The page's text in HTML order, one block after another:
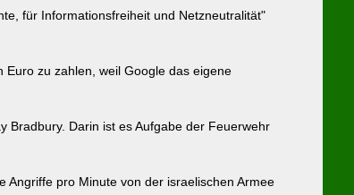
für Informationsfreiheit und Netzneutralität"
zu zahlen, weil Google das eigene
Bradbury. Darin ist es Aufgabe der Feuerwehr
Angriffe pro Minute von der israelischen Armee